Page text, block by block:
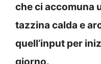
che ci accomuna
tazzina calda e
quell’input per
giorno.